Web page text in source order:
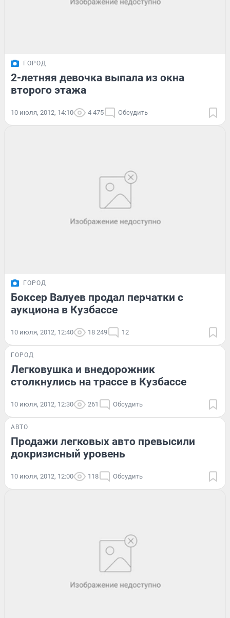
ГОРОД
2-летняя девочка выпала из окна
второго этажа
10 июля, 2012, 14:10 4 475 Обсудить
ГОРОД
Боксер Валуев продал перчатки с
аукциона в Кузбассе
10 июля, 2012, 12:40 18 249 12
ГОРОД
Легковушка и внедорожник
столкнулись на трассе в Кузбассе
10 июля, 2012, 12:30 261 Обсудить
АВТО
Продажи легковых авто превысили
докризисный уровень
10 июля, 2012, 12:00 118 Обсудить